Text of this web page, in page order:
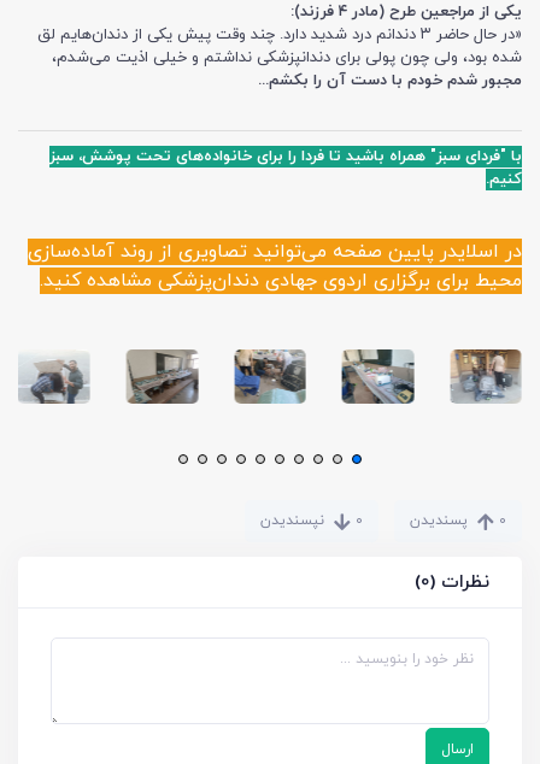
یکی از مراجعین طرح (مادر ۴ فرزند):
«در حال حاضر ۳ دندانم درد شدید دارد. چند وقت پیش یکی از دندان‌هایم لق
شده بود، ولی چون پولی برای دندانپزشکی نداشتم و خیلی اذیت می‌شدم،
مجبور شدم خودم با دست آن را بکشم...
با "فردای سبز" همراه باشید تا فردا را برای خانواده‌های تحت پوشش، سبز
کنیم.
در اسلایدر پایین صفحه می‌توانید تصاویری از روند آماده‌سازی
محیط برای برگزاری اردوی جهادی دندان‌پزشکی مشاهده کنید.
0
0 نپسندیدن
نظرات (0)
ارسال